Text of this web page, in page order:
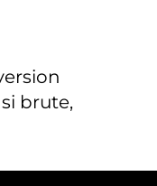
brute,